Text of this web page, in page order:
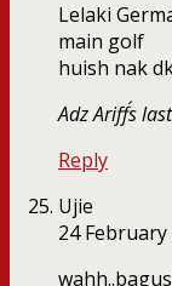
Lelaki
main golf
huish nak
Adz Ariff´s
Reply
Ujie
24 February